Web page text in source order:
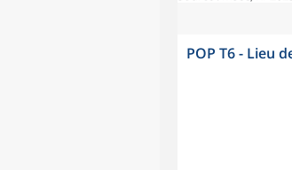
POP T6 - Lieu